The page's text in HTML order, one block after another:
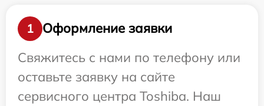
1
Оформление заявки
Свяжитесь с нами по телефону или
оставьте заявку на сайте
сервисного центра Toshiba. Наш